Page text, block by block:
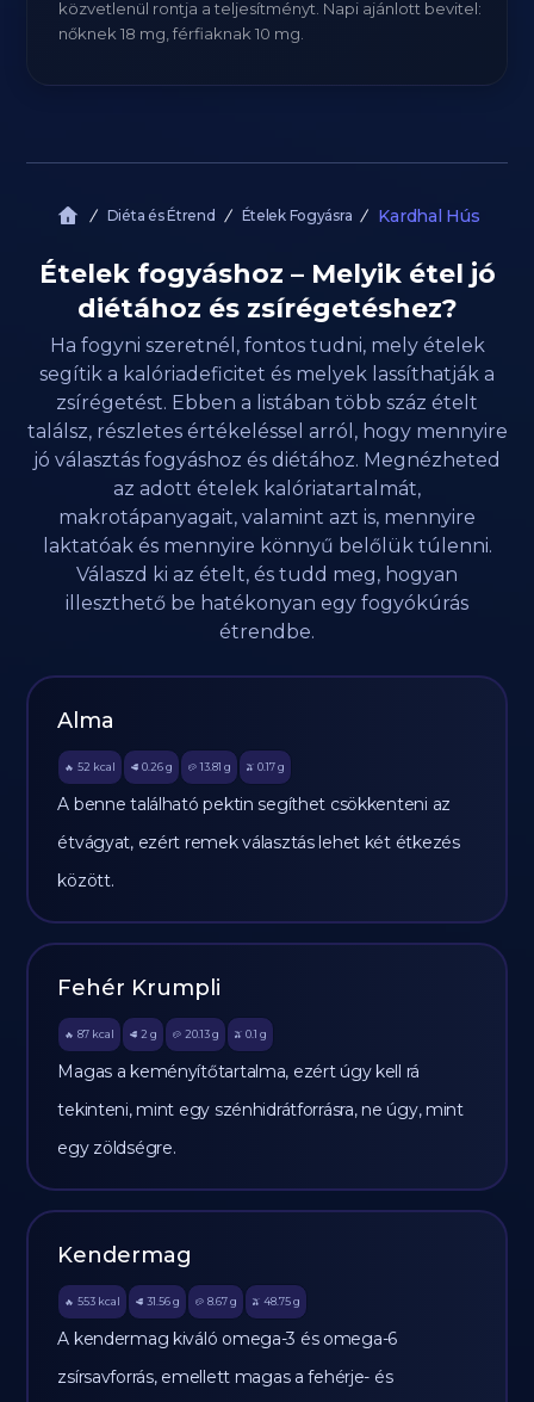
közvetlenül rontja a teljesítményt. Napi ajánlott bevitel:
nőknek 18 mg, férfiaknak 10 mg.
Diéta és Étrend Ételek Fogyásra Kardhal Hús
Ételek fogyáshoz – Melyik étel jó
diétához és zsírégetéshez?
Ha fogyni szeretnél, fontos tudni, mely ételek
segítik a kalóriadeficitet és melyek lassíthatják a
zsírégetést. Ebben a listában több száz ételt
találsz, részletes értékeléssel arról, hogy mennyire
jó választás fogyáshoz és diétához. Megnézheted
az adott ételek kalóriatartalmát,
makrotápanyagait, valamint azt is, mennyire
laktatóak és mennyire könnyű belőlük túlenni.
Válaszd ki az ételt, és tudd meg, hogyan
illeszthető be hatékonyan egy fogyókúrás
étrendbe.
Alma
🔥 52 kcal 🥩 0.26 g 🥔 13.81 g 🫒 0.17 g
A benne található pektin segíthet csökkenteni az
étvágyat, ezért remek választás lehet két étkezés
között.
Fehér Krumpli
🔥 87 kcal 🥩 2 g 🥔 20.13g 🫒 0.1 g
Magas a keményítőtartalma, ezért úgy kell rá
tekinteni, mint egy szénhidrátforrásra, ne úgy, mint
egy zöldségre.
Kendermag
🔥 553 kcal 🥩 31.56 g 🥔 8.67g 🫒 48.75 g
A kendermag kiváló omega-3 és omega-6
zsírsavforrás, emellett magas a fehérje- és